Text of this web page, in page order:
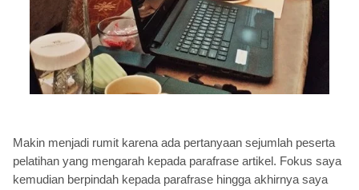
Makin menjadi rumit karena ada pertanyaan sejumlah peserta
pelatihan yang mengarah kepada parafrase artikel. Fokus saya
kemudian berpindah kepada parafrase hingga akhirnya saya